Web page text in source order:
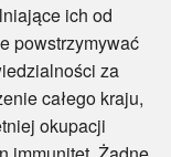
ich od
powstrzymywać
za
całego kraju,
okupacji